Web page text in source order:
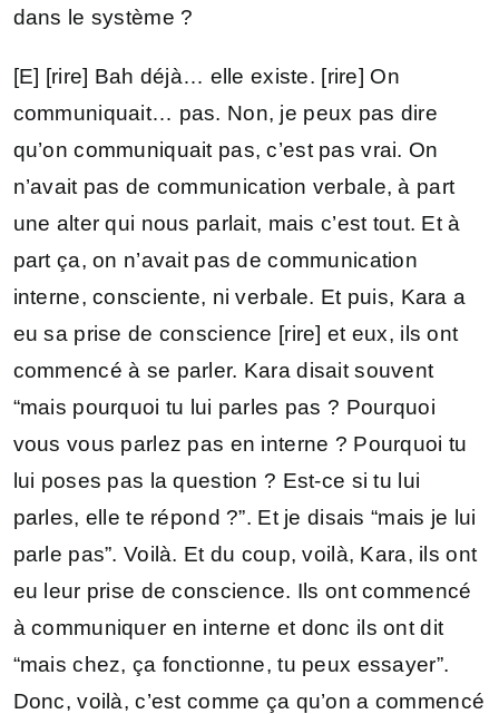
dans le système ?
[E] [rire] Bah déjà… elle existe. [rire] On
communiquait… pas. Non, je peux pas dire
qu’on communiquait pas, c’est pas vrai. On
n’avait pas de communication verbale, à part
une alter qui nous parlait, mais c’est tout. Et à
part ça, on n’avait pas de communication
interne, consciente, ni verbale. Et puis, Kara a
eu sa prise de conscience [rire] et eux, ils ont
commencé à se parler. Kara disait souvent
“mais pourquoi tu lui parles pas ? Pourquoi
vous vous parlez pas en interne ? Pourquoi tu
lui poses pas la question ? Est-ce si tu lui
parles, elle te répond ?”. Et je disais “mais je lui
parle pas”. Voilà. Et du coup, voilà, Kara, ils ont
eu leur prise de conscience. Ils ont commencé
à communiquer en interne et donc ils ont dit
“mais chez, ça fonctionne, tu peux essayer”.
Donc, voilà, c’est comme ça qu’on a commencé